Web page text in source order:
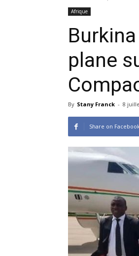
Afrique
plane
By Stany Franck - 8
Share on